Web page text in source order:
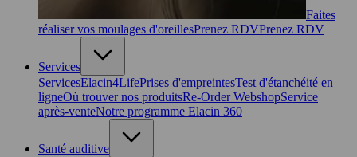
Faites
réaliser vos moulages d'oreillesPrenez RDVPrenez RDV
Services
ServicesElacin4LifePrises d'empreintesTest d'étanchéité en
ligneOù trouver nos produitsRe-Order WebshopService
après-venteNotre programme Elacin 360
Santé auditive